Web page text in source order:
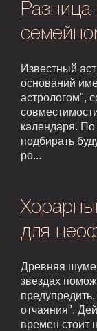
Разница
Известный
оснований
астрологом",
календаря.
подбирать
ро...
для
Древняя
звездах
отчаяния".
времен стоит